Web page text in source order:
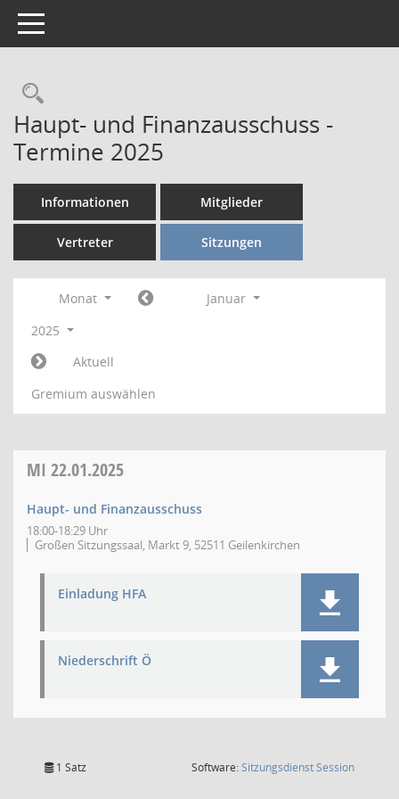
Toggle navigation
Rechercheauswahl
Haupt- und Finanzausschuss -
Termine 2025
Informationen Mitglieder
Vertreter Sitzungen
Monat
Januar
2025
Aktuell
Gremium auswählen
MI 22.01.2025
Haupt- und Finanzausschuss
18:00-18:29 Uhr
Großen Sitzungssaal, Markt 9, 52511 Geilenkirchen
Einladung HFA
Niederschrift Ö
1 Satz Software:SitzungsdienstSession(Wird in